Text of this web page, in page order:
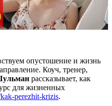
опустошение и жизнь
Коуч, тренер,
рассказывает, как
для жизненных
perezhit-krizis.